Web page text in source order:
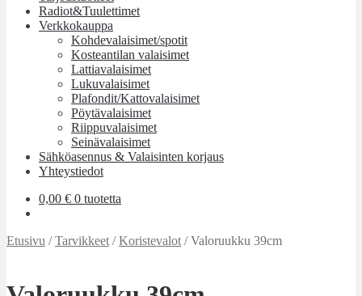
Radiot&Tuulettimet
Verkkokauppa
Kohdevalaisimet/spotit
Kosteantilan valaisimet
Lattiavalaisimet
Lukuvalaisimet
Plafondit/Kattovalaisimet
Pöytävalaisimet
Riippuvalaisimet
Seinävalaisimet
Sähköasennus & Valaisinten korjaus
Yhteystiedot
0,00 € 0 tuotetta
Etusivu /Tarvikkeet /Koristevalot /Valoruukku 39cm